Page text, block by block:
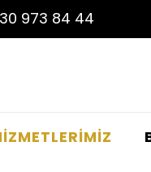
973 84 44